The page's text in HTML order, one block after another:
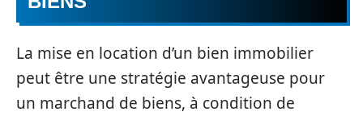
La mise en location d’un bien immobilier
peut être une stratégie avantageuse pour
un marchand de biens, à condition de